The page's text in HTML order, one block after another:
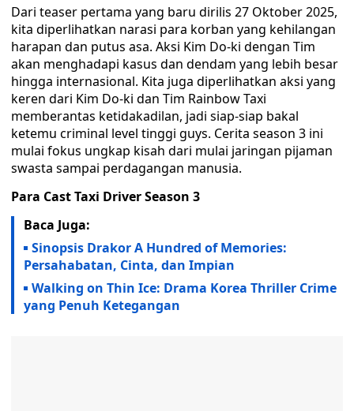
Dari teaser pertama yang baru dirilis 27 Oktober 2025,
kita diperlihatkan narasi para korban yang kehilangan
harapan dan putus asa. Aksi Kim Do-ki dengan Tim
akan menghadapi kasus dan dendam yang lebih besar
hingga internasional. Kita juga diperlihatkan aksi yang
keren dari Kim Do-ki dan Tim Rainbow Taxi
memberantas ketidakadilan, jadi siap-siap bakal
ketemu criminal level tinggi guys. Cerita season 3 ini
mulai fokus ungkap kisah dari mulai jaringan pijaman
swasta sampai perdagangan manusia.
Para Cast Taxi Driver Season 3
Baca Juga:
Sinopsis Drakor A Hundred of Memories:
Persahabatan, Cinta, dan Impian
Walking on Thin Ice: Drama Korea Thriller Crime
yang Penuh Ketegangan